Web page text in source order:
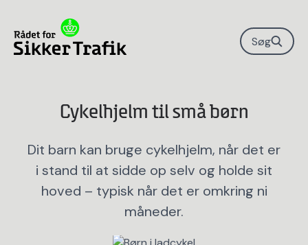
Søg
Cykelhjelm til små børn
Dit barn kan bruge cykelhjelm, når det er
i stand til at sidde op selv og holde sit
hoved – typisk når det er omkring ni
måneder.